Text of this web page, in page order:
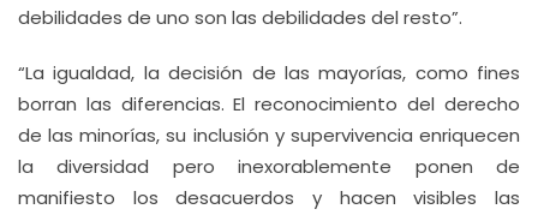
debilidades de uno son las debilidades del resto”.
“La igualdad, la decisión de las mayorías, como fines
borran las diferencias. El reconocimiento del derecho
de las minorías, su inclusión y supervivencia enriquecen
la diversidad pero inexorablemente ponen de
manifiesto los desacuerdos y hacen visibles las